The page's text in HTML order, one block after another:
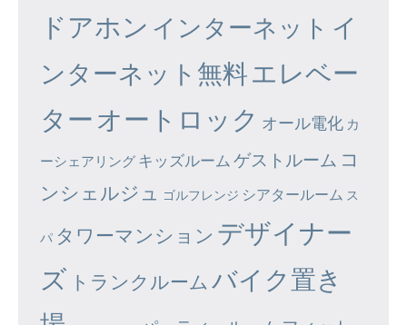
ドアホン インターネット イ
ンターネット無料エレベー
ター オートロック オール電化 カ
ーシェアリング キッズルーム ゲストルーム コ
ンシェルジュ
ゴルフレンジ シアタールーム ス
パ タワーマンション デザイナー
ズ トランクルーム バイク置き